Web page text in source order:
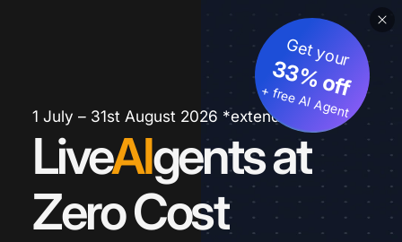
1 July – 31st August 2026 *extended
LiveAIgents at
Zero Cost
Get your
33% off
+ free AI Agent